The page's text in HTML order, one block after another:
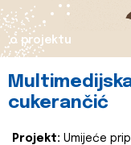
o projektu
cukerančić
Projekt: Umijeće